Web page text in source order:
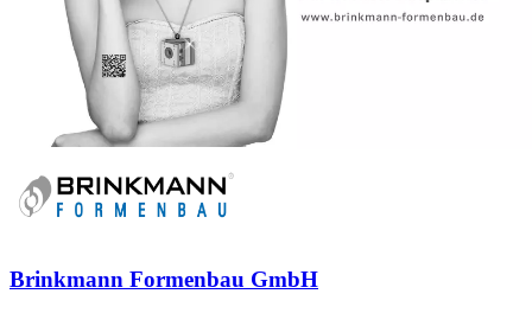
Brinkmann Formenbau GmbH